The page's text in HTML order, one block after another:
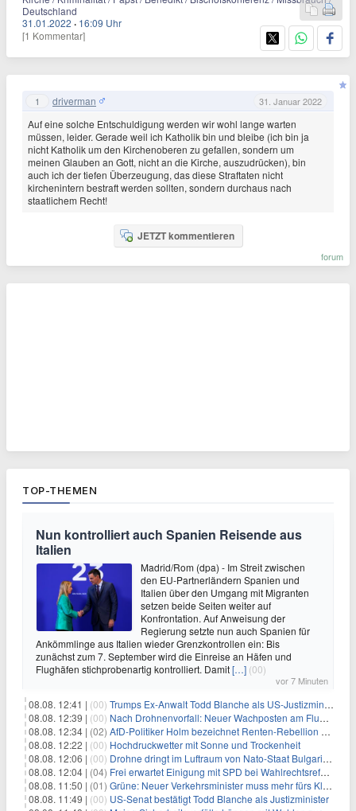
Deutschland
31.01.2022 · 16:09 Uhr
[1 Kommentar]
1 driverman 31. Januar 2022
Auf eine solche Entschuldigung werden wir wohl lange warten
müssen, leider. Gerade weil ich Katholik bin und bleibe (ich bin ja
nicht Katholik um den Kirchenoberen zu gefallen, sondern um
meinen Glauben an Gott, nicht an die Kirche, auszudrücken), bin
auch ich der tiefen Überzeugung, das diese Straftaten nicht
kirchenintern bestraft werden sollten, sondern durchaus nach
staatlichem Recht!
JETZT kommentieren
forum
TOP-THEMEN
Nun kontrolliert auch Spanien Reisende aus
Italien
Madrid/Rom (dpa) - Im Streit zwischen
den EU-Partnerländern Spanien und
Italien über den Umgang mit Migranten
setzen beide Seiten weiter auf
Konfrontation. Auf Anweisung der
Regierung setzte nun auch Spanien für
Ankömmlinge aus Italien wieder Grenzkontrollen ein: Bis
zunächst zum 7. September wird die Einreise an Häfen und
Flughäfen stichprobenartig kontrolliert. Damit[…] (00)
vor 7 Minuten
08.08. 12:41 | (00) Trumps Ex-Anwalt Todd Blanche als US-Justizminister bestätigt
08.08. 12:39 | (00) Nach Drohnenvorfall: Neuer Wachposten am Flughafen
08.08. 12:34 | (02) AfD-Politiker Holm bezeichnet Renten-Rebellion als "Rollenspiel"
08.08. 12:22 | (00) Hochdruckwetter mit Sonne und Trockenheit
08.08. 12:06 | (00) Drohne dringt im Luftraum von Nato-Staat Bulgarien ein
08.08. 12:04 | (04) Frei erwartet Einigung mit SPD bei Wahlrechtsreform
08.08. 11:50 | (01) Grüne: Neuer Verkehrsminister muss mehr fürs Klima tun
08.08. 11:49 | (00) US-Senat bestätigt Todd Blanche als Justizminister